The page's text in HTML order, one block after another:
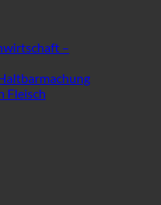
–
Fleisch